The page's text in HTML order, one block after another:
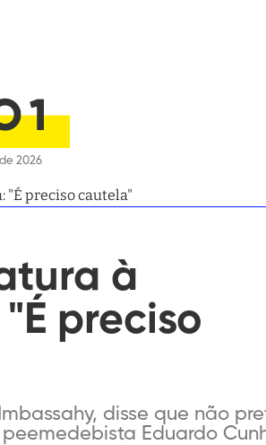
2026
"É preciso cautela"
à
preciso
disse que não
Eduardo